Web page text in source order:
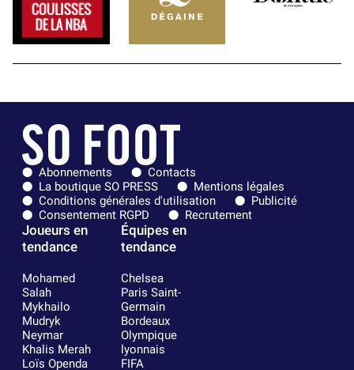
Abonnements
Contacts
La boutique SO PRESS
Mentions légales
Conditions générales d'utilisation
Publicité
Consentement RGPD
Recrutement
Joueurs en
tendance
Mohamed
Salah
Mykhailo
Mudryk
Neymar
Khalis Merah
Loïs Openda
Équipes en
tendance
Chelsea
Paris Saint-
Germain
Bordeaux
Olympique
lyonnais
FIFA